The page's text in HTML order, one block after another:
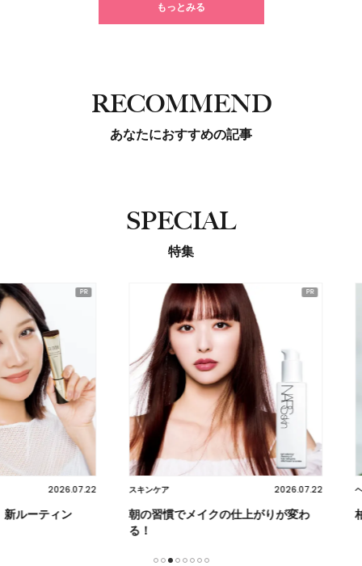
もっとみる
RECOMMEND
あなたにおすすめの記事
SPECIAL
特集
2026.07.22
ィン
スキンケア 2026.07.22
朝の習慣でメイクの仕上がりが変わ
ヘア
柏木由